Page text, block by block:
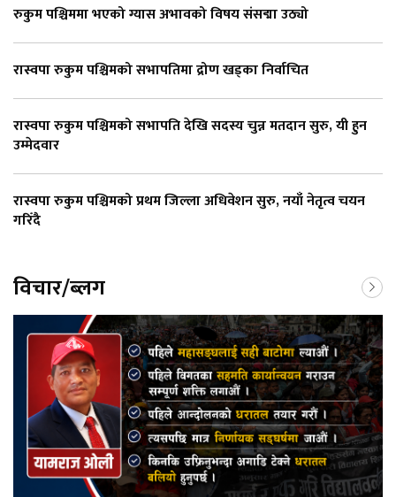
रुकुम पश्चिममा भएको ग्यास अभावको विषय संसद्मा उठ्यो
रास्वपा रुकुम पश्चिमको सभापतिमा द्रोण खड्का निर्वाचित
रास्वपा रुकुम पश्चिमको सभापति देखि सदस्य चुन्न मतदान सुरु, यी हुन
उम्मेदवार
रास्वपा रुकुम पश्चिमको प्रथम जिल्ला अधिवेशन सुरु, नयाँ नेतृत्व चयन
गरिँदै
विचार/ब्लग